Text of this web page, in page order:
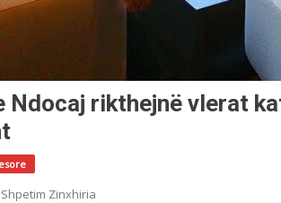
Ndocaj rikthejnë vlerat
Shpetim Zinxhiria